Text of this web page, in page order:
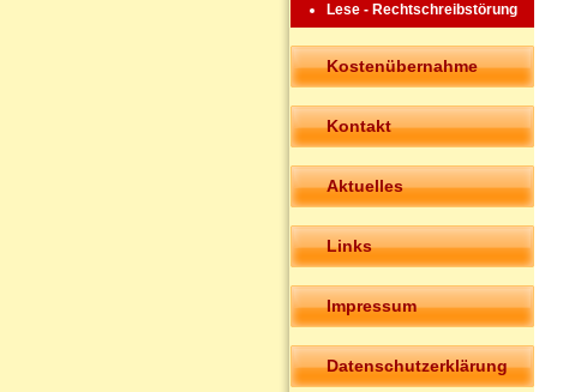
Lese - Rechtschreibstörung
Kostenübernahme
Kontakt
Aktuelles
Links
Impressum
Datenschutzerklärung